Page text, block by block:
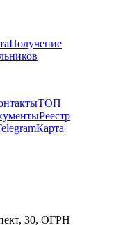
Получение
ТОП
Реестр
Карта
30, ОГРН